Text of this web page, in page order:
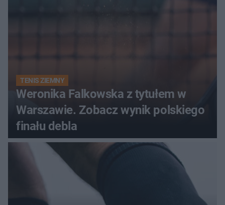
TENIS ZIEMNY
Weronika Falkowska z tytułem w
Warszawie. Zobacz wynik polskiego
finału debla